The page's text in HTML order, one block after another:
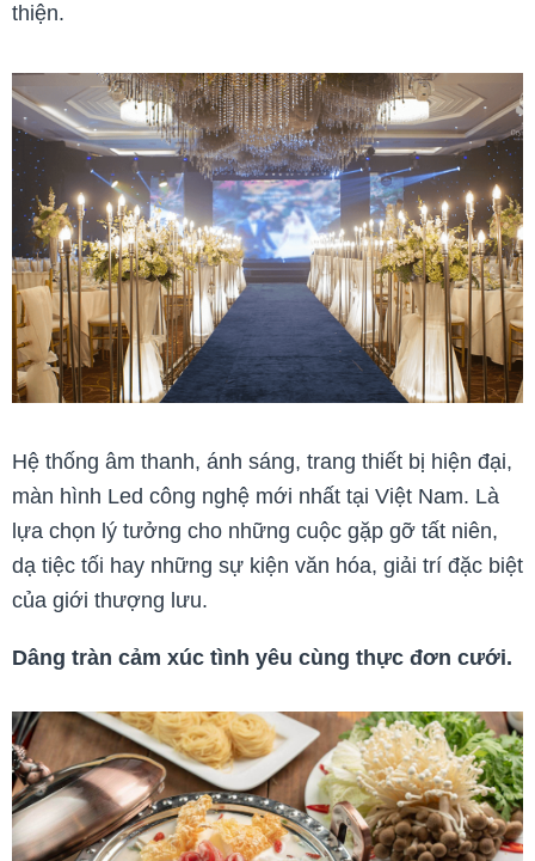
thiện.
Hệ thống âm thanh, ánh sáng, trang thiết bị hiện đại,
màn hình Led công nghệ mới nhất tại Việt Nam. Là
lựa chọn lý tưởng cho những cuộc gặp gỡ tất niên,
dạ tiệc tối hay những sự kiện văn hóa, giải trí đặc biệt
của giới thượng lưu.
Dâng tràn cảm xúc tình yêu cùng thực đơn cưới.